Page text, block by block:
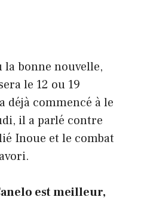
la bonne nouvelle,
le 12 ou 19
déjà commencé à le
il a parlé contre
Inoue et le combat
est meilleur,